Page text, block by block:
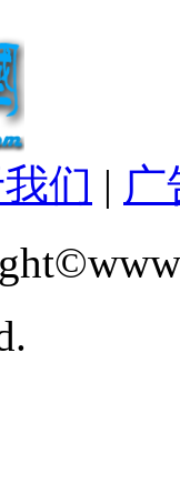
们 | 广